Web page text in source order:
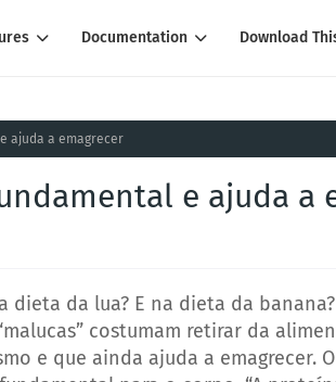
Documentation Download
ajuda a emagrecer
e ajuda a
dieta da lua? E na dieta da
costumam retirar da
e que ainda ajuda a emagrecer.